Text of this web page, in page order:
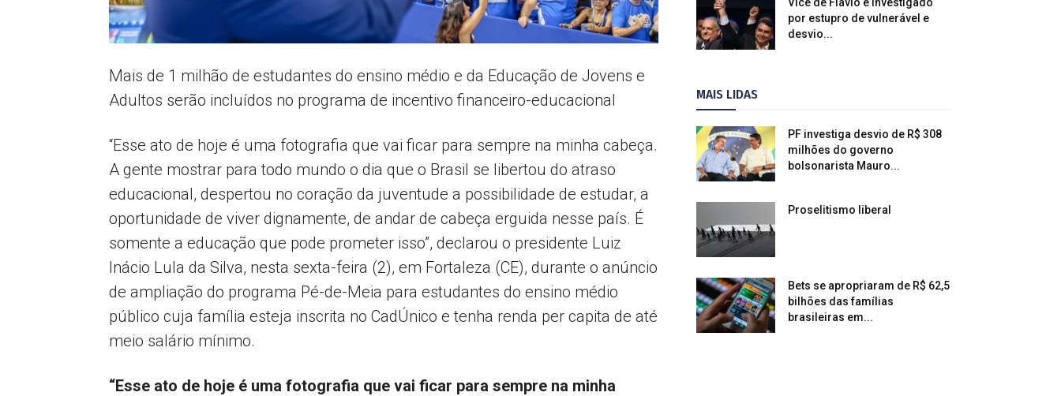
AL
Mais de 1 milhão de estudantes do ensino médio e da Educação de Jovens e
Adultos serão incluídos no programa de incentivo financeiro-educacional
“Esse ato de hoje é uma fotografia que vai ficar para sempre na minha cabeça.
A gente mostrar para todo mundo o dia que o Brasil se libertou do atraso
educacional, despertou no coração da juventude a possibilidade de estudar, a
oportunidade de viver dignamente, de andar de cabeça erguida nesse país. É
somente a educação que pode prometer isso”, declarou o presidente Luiz
Inácio Lula da Silva, nesta sexta-feira (2), em Fortaleza (CE), durante o anúncio
de ampliação do programa Pé-de-Meia para estudantes do ensino médio
público cuja família esteja inscrita no CadÚnico e tenha renda per capita de até
meio salário mínimo.
“Esse ato de hoje é uma fotografia que vai ficar para sempre na minha
por estupro de vulnerável e
desvio...
MAIS LIDAS
PF investiga desvio de R$ 308
milhões do governo
bolsonarista Mauro...
Proselitismo liberal
Bets se apropriaram de R$ 62,5
bilhões das famílias
brasileiras em...